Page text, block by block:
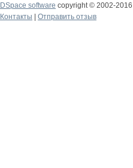
DSpace software copyright © 2002-2016
Контакты
Отправить отзыв